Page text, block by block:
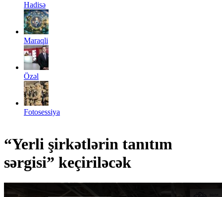
Hadisə
Maraqli
Özəl
Fotosessiya
“Yerli şirkətlərin tanıtım
sərgisi” keçiriləcək